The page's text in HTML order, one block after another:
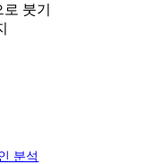
붓기
분석